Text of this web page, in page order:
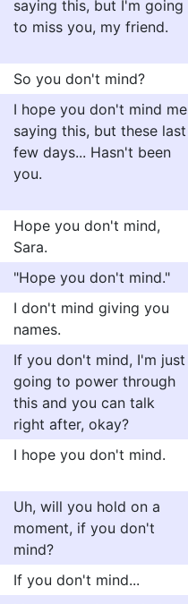
saying this, but I'm going
to miss you, my friend.
So you don't mind?
I hope you don't mind me
saying this, but these last
few days... Hasn't been
you.
Hope you don't mind,
Sara.
"Hope you don't mind."
I don't mind giving you
names.
If you don't mind, I'm just
going to power through
this and you can talk
right after, okay?
I hope you don't mind.
Uh, will you hold on a
moment, if you don't
mind?
If you don't mind...